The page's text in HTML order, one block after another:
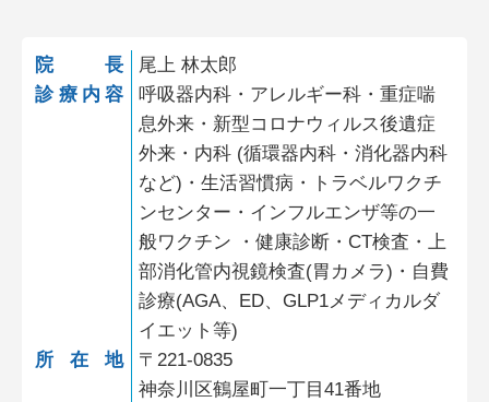
院長
尾上 林太郎
診療内容
呼吸器内科・アレルギー科・重症喘
息外来・新型コロナウィルス後遺症
外来・内科 (循環器内科・消化器内科
など)・生活習慣病・トラベルワクチ
ンセンター・インフルエンザ等の一
般ワクチン ・健康診断・CT検査・上
部消化管内視鏡検査(胃カメラ)・自費
診療(AGA、ED、GLP1メディカルダ
イエット等)
所在地
〒221-0835
神奈川区鶴屋町一丁目41番地